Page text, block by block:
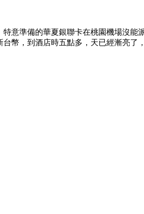
意準備的華夏銀聯卡在桃園機場沒能
幣，到酒店時五點多，天已經漸亮